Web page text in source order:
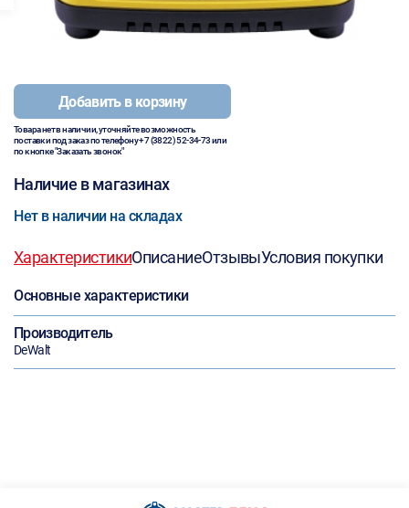
Добавить в корзину
Товара нет в наличии, уточняйте возможность
поставки под заказ по телефону+7 (3822) 52-34-73или
по кнопке "Заказать звонок"
Наличие в магазинах
Нет в наличии на складах
ХарактеристикиОписаниеОтзывыУсловия покупки
Основные характеристики
Производитель
DeWalt